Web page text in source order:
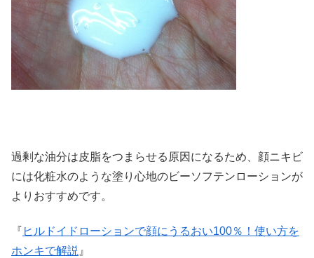
過剰な油分は皮脂をつまらせる原因になるため、顔ニキビ
には化粧水のような塗り心地のビーソフテンローションが
よりおすすめです。
『 ヒルドイドローションで顔にうるおい100％！使い方を
ホンキで解説 』